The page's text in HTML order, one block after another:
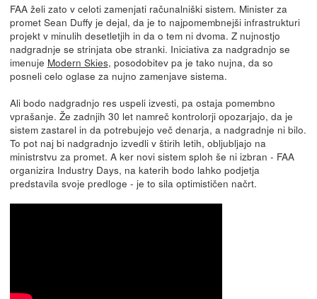
FAA želi zato v celoti zamenjati računalniški sistem. Minister za
promet Sean Duffy je dejal, da je to najpomembnejši infrastrukturi
projekt v minulih desetletjih in da o tem ni dvoma. Z nujnostjo
nadgradnje se strinjata obe stranki. Iniciativa za nadgradnjo se
imenuje Modern Skies, posodobitev pa je tako nujna, da so
posneli celo oglase za nujno zamenjave sistema.
Ali bodo nadgradnjo res uspeli izvesti, pa ostaja pomembno
vprašanje. Že zadnjih 30 let namreč kontrolorji opozarjajo, da je
sistem zastarel in da potrebujejo več denarja, a nadgradnje ni bilo.
To pot naj bi nadgradnjo izvedli v štirih letih, obljubljajo na
ministrstvu za promet. A ker novi sistem sploh še ni izbran - FAA
organizira Industry Days, na katerih bodo lahko podjetja
predstavila svoje predloge - je to sila optimističen načrt.